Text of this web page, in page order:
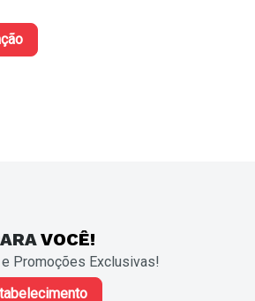
VOCÊ!
Promoções Exclusivas!